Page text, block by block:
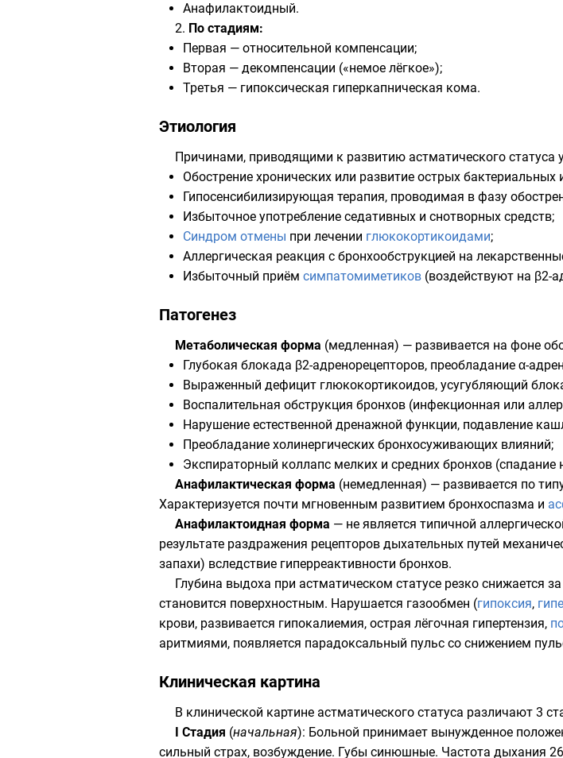
Анафилактоидный.
2. По стадиям:
Первая — относительной компенсации;
Вторая — декомпенсации («немое лёгкое»);
Третья — гипоксическая гиперкапническая кома.
Этиология
Причинами, приводящими к развитию астматического статуса
Обострение хронических или развитие острых
Гипосенсибилизирующая терапия, проводимая в фазу
Избыточное употребление седативных и снотворных средств;
Синдром отмены при лечении глюкокортикоидами;
Аллергическая реакция с бронхообструкцией на
Избыточный приём симпатомиметиков (воздействуют на β2-
Патогенез
Метаболическая форма (медленная) — развивается на фоне
Глубокая блокада β2-адренорецепторов, преобладание α-
Выраженный дефицит глюкокортикоидов, усугубляющий
Воспалительная обструкция бронхов (инфекционная или
Нарушение естественной дренажной функции, подавление
Преобладание холинергических бронхосуживающих влияний;
Экспираторный коллапс мелких и средних бронхов (спадание
Анафилактическая форма (немедленная) — развивается по
Характеризуется почти мгновенным развитием бронхоспазма и
Анафилактоидная форма — не является типичной
результате раздражения рецепторов дыхательных путей
запахи) вследствие гиперреактивности бронхов.
Глубина выдоха при астматическом статусе резко снижается
становится поверхностным. Нарушается газообмен (гипоксия,
крови, развивается гипокалиемия, острая лёгочная гипертензия,
аритмиями, появляется парадоксальный пульс со снижением
Клиническая картина
В клинической картине астматического статуса различают 3
I Стадия (начальная): Больной принимает вынужденное
сильный страх, возбуждение. Губы синюшные. Частота дыхания